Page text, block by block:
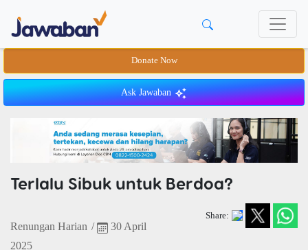
Donate Now
Ask Jawaban
Terlalu Sibuk untuk Berdoa?
Renungan Harian /
30 April
2025
Share: